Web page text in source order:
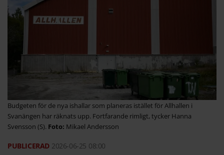
Budgeten för de nya ishallar som planeras istället för Allhallen i
Svanängen har räknats upp. Fortfarande rimligt, tycker Hanna
Svensson (S).
Mikael Andersson
2026-06-25 08:00